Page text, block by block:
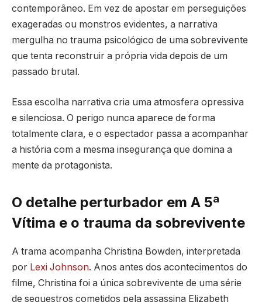
contemporâneo. Em vez de apostar em perseguições
exageradas ou monstros evidentes, a narrativa
mergulha no trauma psicológico de uma sobrevivente
que tenta reconstruir a própria vida depois de um
passado brutal.
Essa escolha narrativa cria uma atmosfera opressiva
e silenciosa. O perigo nunca aparece de forma
totalmente clara, e o espectador passa a acompanhar
a história com a mesma insegurança que domina a
mente da protagonista.
O detalhe perturbador em A 5ª
Vítima e o trauma da sobrevivente
A trama acompanha Christina Bowden, interpretada
por Lexi Johnson. Anos antes dos acontecimentos do
filme, Christina foi a única sobrevivente de uma série
de sequestros cometidos pela assassina Elizabeth